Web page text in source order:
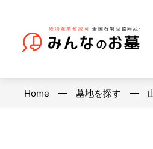
Home 墓地を探す